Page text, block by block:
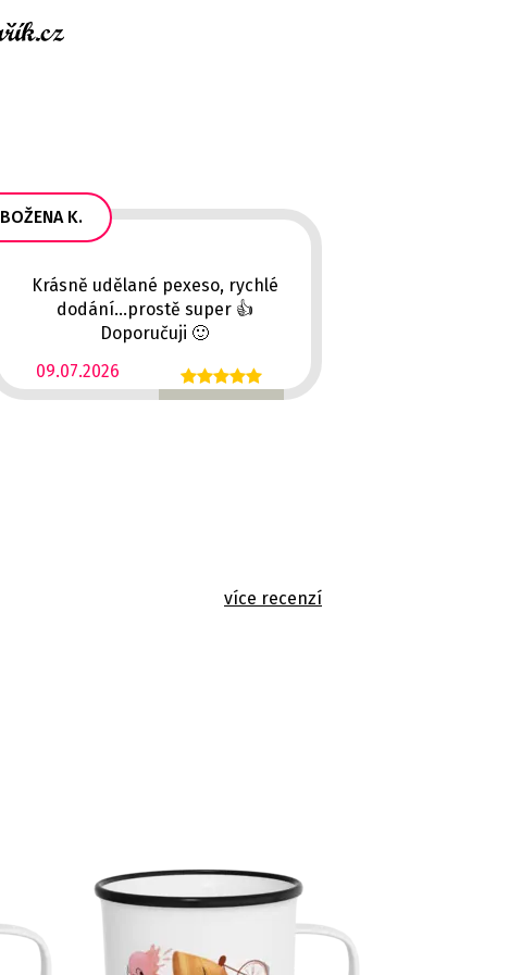
BOŽENA K.
09.07.2026
Krásně udělané pexeso, rychlé
dodání...prostě super 👍
Doporučuji 🙂
více recenzí